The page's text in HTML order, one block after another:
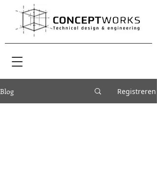
Blog Registreren